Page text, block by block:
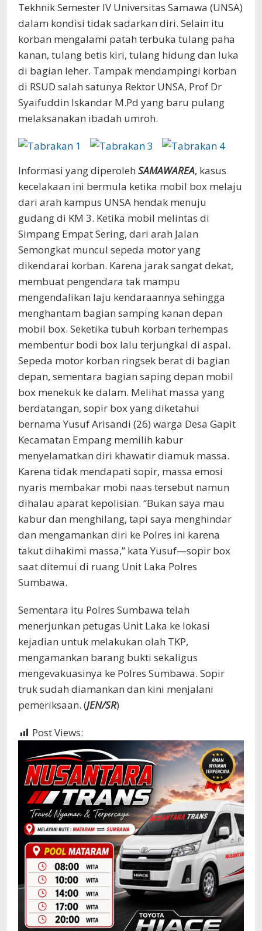
Tekhnik Semester IV Universitas Samawa (UNSA)
dalam kondisi tidak sadarkan diri. Selain itu
korban mengalami patah terbuka tulang paha
kanan, tulang betis kiri, tulang hidung dan luka
di bagian leher. Tampak mendampingi korban
di RSUD salah satunya Rektor UNSA, Prof Dr
Syaifuddin Iskandar M.Pd yang baru pulang
melaksanakan ibadah umroh.
Informasi yang diperoleh SAMAWAREA, kasus
kecelakaan ini bermula ketika mobil box melaju
dari arah kampus UNSA hendak menuju
gudang di KM 3. Ketika mobil melintas di
Simpang Empat Sering, dari arah Jalan
Semongkat muncul sepeda motor yang
dikendarai korban. Karena jarak sangat dekat,
membuat pengendara tak mampu
mengendalikan laju kendaraannya sehingga
menghantam bagian samping kanan depan
mobil box. Seketika tubuh korban terhempas
membentur bodi box lalu terjungkal di aspal.
Sepeda motor korban ringsek berat di bagian
depan, sementara bagian saping depan mobil
box menekuk ke dalam. Melihat massa yang
berdatangan, sopir box yang diketahui
bernama Yusuf Arisandi (26) warga Desa Gapit
Kecamatan Empang memilih kabur
menyelamatkan diri khawatir diamuk massa.
Karena tidak mendapati sopir, massa emosi
nyaris membakar mobi naas tersebut namun
dihalau aparat kepolisian. “Bukan saya mau
kabur dan menghilang, tapi saya menghindar
dan mengamankan diri ke Polres ini karena
takut dihakimi massa,” kata Yusuf—sopir box
saat ditemui di ruang Unit Laka Polres
Sumbawa.
Sementara itu Polres Sumbawa telah
menerjunkan petugas Unit Laka ke lokasi
kejadian untuk melakukan olah TKP,
mengamankan barang bukti sekaligus
mengevakuasinya ke Polres Sumbawa. Sopir
truk sudah diamankan dan kini menjalani
pemeriksaan. (JEN/SR)
Post Views: